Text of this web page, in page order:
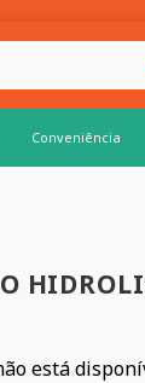
Conveniência
está